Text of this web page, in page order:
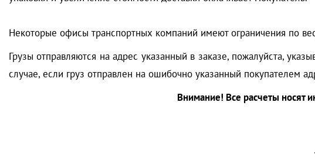
Некоторые офисы транспортных компаний имеют ограничения по
Грузы отправляются на адрес указанный в заказе, пожалуйста,
случае, если груз отправлен на ошибочно указанный покупателем
Внимание! Все расчеты носят